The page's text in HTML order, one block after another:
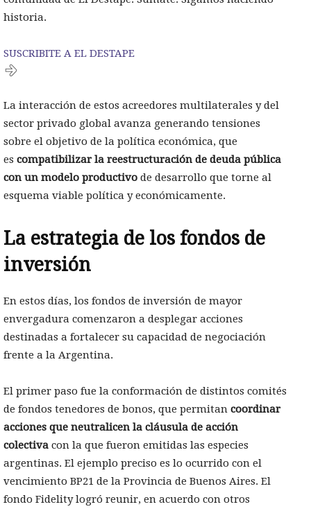
historia.
SUSCRIBITE A EL DESTAPE
La interacción de estos acreedores multilaterales y del
sector privado global avanza generando tensiones
sobre el objetivo de la política económica, que
es compatibilizar la reestructuración de deuda pública
con un modelo productivo de desarrollo que torne al
esquema viable política y económicamente.
La estrategia de los fondos de
inversión
En estos días, los fondos de inversión de mayor
envergadura comenzaron a desplegar acciones
destinadas a fortalecer su capacidad de negociación
frente a la Argentina.
El primer paso fue la conformación de distintos comités
de fondos tenedores de bonos, que permitan coordinar
acciones que neutralicen la cláusula de acción
colectiva con la que fueron emitidas las especies
argentinas. El ejemplo preciso es lo ocurrido con el
vencimiento BP21 de la Provincia de Buenos Aires. El
fondo Fidelity logró reunir, en acuerdo con otros